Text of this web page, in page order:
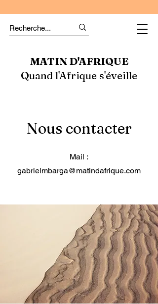
MATIN D'AFRIQUE
Quand l'Afrique s'éveille
Nous contacter
Mail :
gabrielmbarga@matindafrique.com